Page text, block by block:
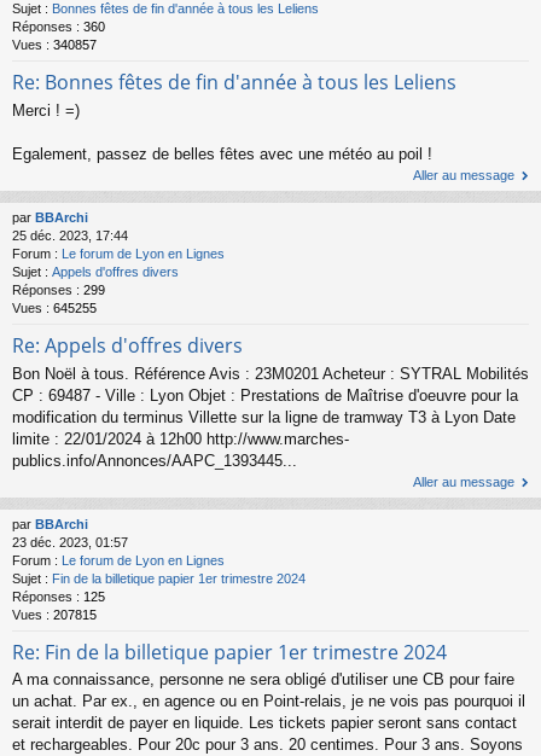
Sujet : Bonnes fêtes de fin d'année à tous les Leliens
Réponses : 360
Vues : 340857
Re: Bonnes fêtes de fin d'année à tous les Leliens
Merci ! =)
Egalement, passez de belles fêtes avec une météo au poil !
Aller au message
par BBArchi
25 déc. 2023, 17:44
Forum : Le forum de Lyon en Lignes
Sujet : Appels d'offres divers
Réponses : 299
Vues : 645255
Re: Appels d'offres divers
Bon Noël à tous. Référence Avis : 23M0201 Acheteur : SYTRAL Mobilités
CP : 69487 - Ville : Lyon Objet : Prestations de Maîtrise d'oeuvre pour la
modification du terminus Villette sur la ligne de tramway T3 à Lyon Date
limite : 22/01/2024 à 12h00 http://www.marches-
publics.info/Annonces/AAPC_1393445...
Aller au message
par BBArchi
23 déc. 2023, 01:57
Forum : Le forum de Lyon en Lignes
Sujet : Fin de la billetique papier 1er trimestre 2024
Réponses : 125
Vues : 207815
Re: Fin de la billetique papier 1er trimestre 2024
A ma connaissance, personne ne sera obligé d'utiliser une CB pour faire
un achat. Par ex., en agence ou en Point-relais, je ne vois pas pourquoi il
serait interdit de payer en liquide. Les tickets papier seront sans contact
et rechargeables. Pour 20c pour 3 ans. 20 centimes. Pour 3 ans. Soyons